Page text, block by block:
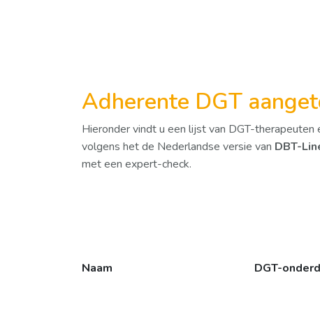
Adherente DGT
Hieronder vindt u een lijst van DGT-
volgens het de Nederlandse versie van DBT-
met een expert-check.
Naam DGT-